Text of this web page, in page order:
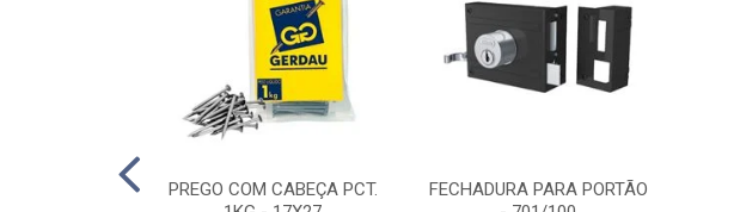
PREGO COM CABEÇA PCT.
FECHADURA PARA PORTÃO